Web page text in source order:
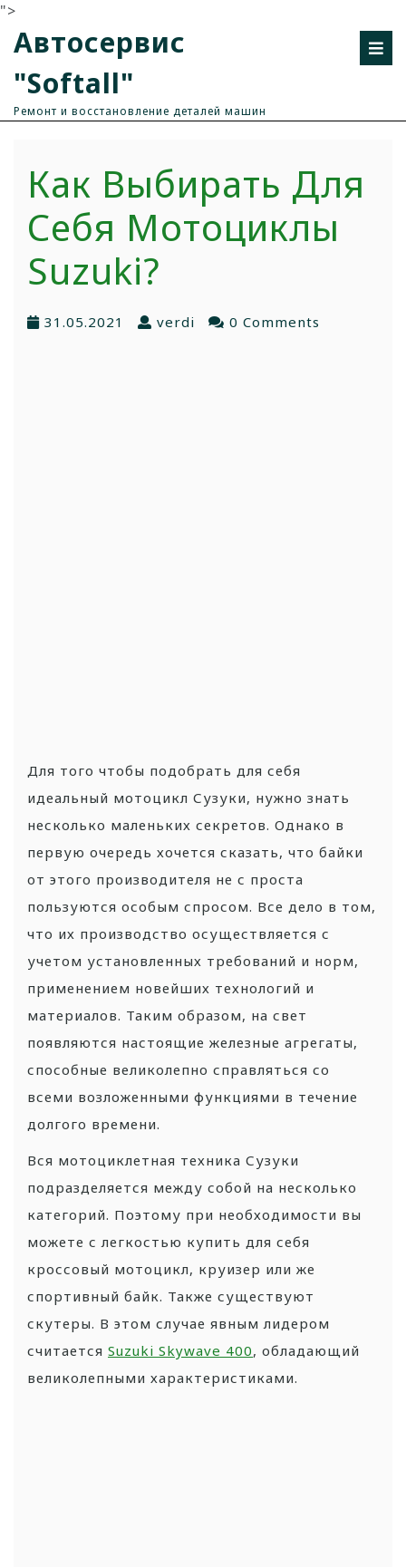
">
Автосервис
"Softall"
Ремонт и восстановление деталей машин
Как Выбирать Для
Себя Мотоциклы
Suzuki?
31.05.2021 verdi 0 Comments
Для того чтобы подобрать для себя
идеальный мотоцикл Сузуки, нужно знать
несколько маленьких секретов. Однако в
первую очередь хочется сказать, что байки
от этого производителя не с проста
пользуются особым спросом. Все дело в том,
что их производство осуществляется с
учетом установленных требований и норм,
применением новейших технологий и
материалов. Таким образом, на свет
появляются настоящие железные агрегаты,
способные великолепно справляться со
всеми возложенными функциями в течение
долгого времени.
Вся мотоциклетная техника Сузуки
подразделяется между собой на несколько
категорий. Поэтому при необходимости вы
можете с легкостью купить для себя
кроссовый мотоцикл, круизер или же
спортивный байк. Также существуют
скутеры. В этом случае явным лидером
считается Suzuki Skywave 400, обладающий
великолепными характеристиками.